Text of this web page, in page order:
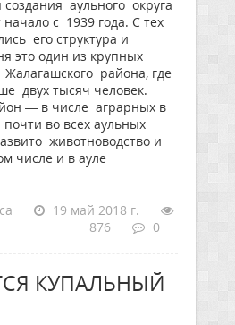
аульного округа
с 1939 года. С тех
его структура и
это один из крупных
Жалагашского района, где
двух тысяч человек.
— в числе аграрных в
во всех аульных
животноводство и
числе и в ауле
19 май 2018 г.
876
0
КУПАЛЬНЫЙ